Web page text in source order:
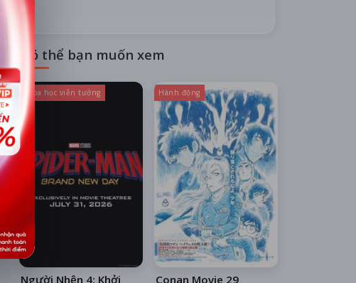
Có thể bạn muốn xem
Khoa học viễn tưởng
Người Nhện 4: Khởi
Hành động
Conan Movie 29